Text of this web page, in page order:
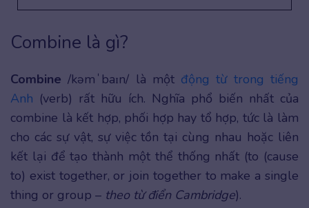
Combine là gì?
Combine /kəmˈbaɪn/ là một động từ trong tiếng
Anh (verb) rất hữu ích. Nghĩa phổ biến nhất của
combine là kết hợp, phối hợp hay tổ hợp, tức là làm
cho các sự vật, sự việc tồn tại cùng nhau hoặc liên
kết lại để tạo thành một thể thống nhất (to (cause
to) exist together, or join together to make a single
thing or group – theo từ điển Cambridge).